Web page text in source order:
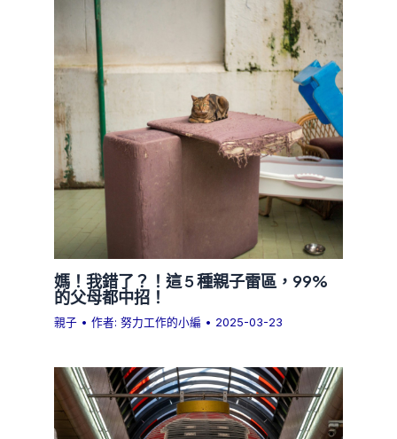
媽！我錯了？！這 5 種親子雷區，99%
的父母都中招！
親子 • 作者:努力工作的小編 • 2025-03-23